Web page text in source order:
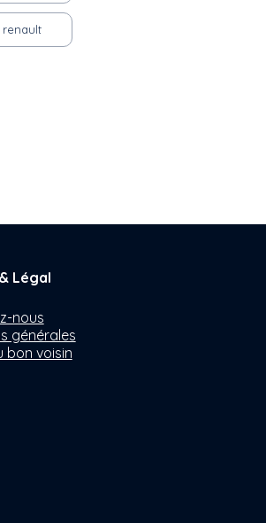
Légal
nous
générales
bon voisin